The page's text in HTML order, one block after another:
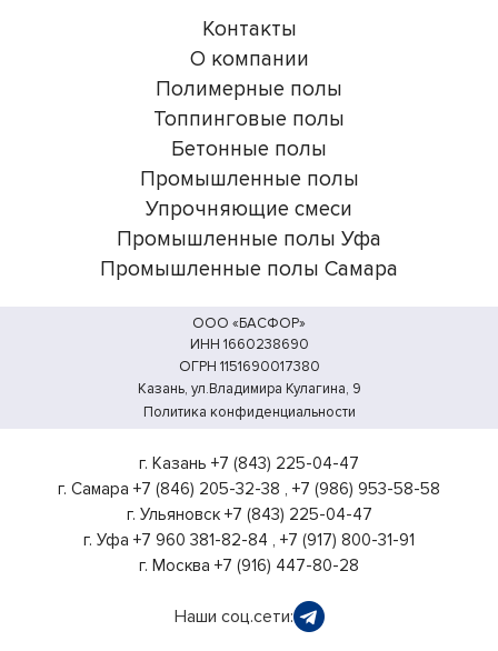
Контакты
О компании
Полимерные полы
Топпинговые полы
Бетонные полы
Промышленные полы
Упрочняющие смеси
Промышленные полы Уфа
Промышленные полы Самара
ООО «БАСФОР»
ИНН 1660238690
ОГРН 1151690017380
Казань, ул.Владимира Кулагина, 9
Политика конфиденциальности
г. Казань +7 (843) 225-04-47
г. Самара +7 (846) 205-32-38 , +7 (986) 953-58-58
г. Ульяновск +7 (843) 225-04-47
г. Уфа +7 960 381-82-84 , +7 (917) 800-31-91
г. Москва +7 (916) 447-80-28
Наши соц.сети: